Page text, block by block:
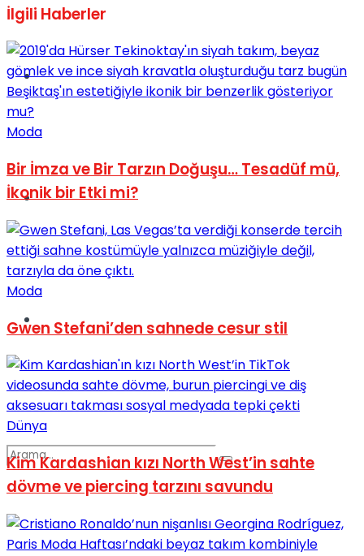
Tatil
Spor
Podcast
İlgili Haberler
Moda
Bir İmza ve Bir Tarzın Doğuşu… Tesadüf mü,
İkonik bir Etki mi?
Moda
Gwen Stefani’den sahnede cesur stil
Dünya
Kim Kardashian kızı North West’in sahte
dövme ve piercing tarzını savundu